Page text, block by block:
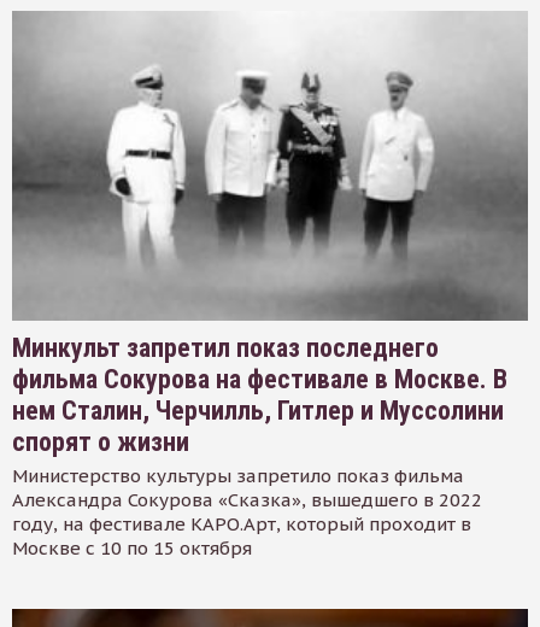
Минкульт запретил показ последнего
фильма Сокурова на фестивале в Москве. В
нем Сталин, Черчилль, Гитлер и Муссолини
спорят о жизни
Министерство культуры запретило показ фильма
Александра Сокурова «Сказка», вышедшего в 2022
году, на фестивале КАРО.Арт, который проходит в
Москве с 10 по 15 октября